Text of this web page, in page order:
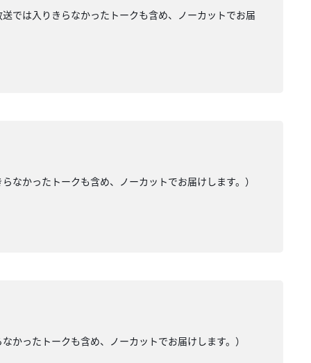
では入りきらなかったトークも含め、ノーカットでお届
かったトークも含め、ノーカットでお届けします。）
ったトークも含め、ノーカットでお届けします。）